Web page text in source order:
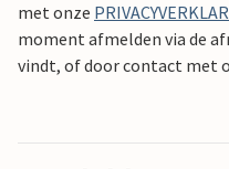
met onze
moment afmelden via de
vindt, of door contact met